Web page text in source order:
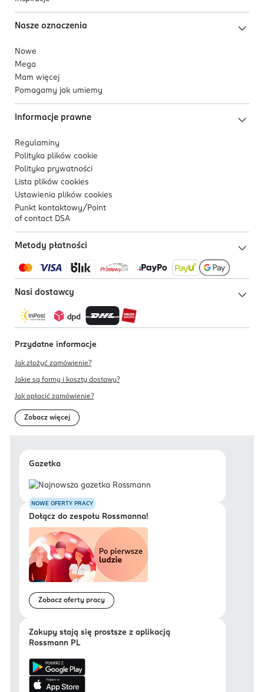
Nasze oznaczenia
Nowe
Mega
Mam więcej
Pomagamy jak umiemy
Informacje prawne
Regulaminy
Polityka plików cookie
Polityka prywatności
Lista plików cookies
Ustawienia plików cookies
Punkt kontaktowy/ Point
of contact DSA
Metody płatności
Nasi dostawcy
Przydatne informacje
Jak złożyć zamówienie?
Jakie są formy i koszty dostawy?
Jak opłacić zamówienie?
Zobacz więcej
Gazetka
NOWE OFERTY PRACY
Dołącz do zespołu Rossmanna!
Zobacz oferty pracy
Zakupy stają się prostsze z aplikacją
Rossmann PL